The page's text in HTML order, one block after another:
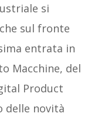
si
sul fronte
entrata in
Macchine, del
Product
delle novità